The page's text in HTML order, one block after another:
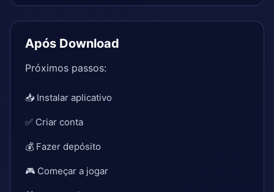
Após Download
Próximos passos:
📥 Instalar aplicativo
✅ Criar conta
💰 Fazer depósito
🎮 Começar a jogar